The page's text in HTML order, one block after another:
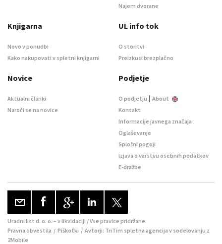
Najem dvorane
Knjigarna
Novo v ponudbi
Kako nakupovati v spletni knjigarni
UL info tok
O storitvi
Preizkusi brezplačno
Novice
Aktualni članki
Naroči se na novice
Podjetje
O podjetju | About
Kontakt
Informacije javnega značaja
Oglaševanje
Splošni pogoji
Izjava o varstvu osebnih podatkov
E-dražbe
Uradni list d. o. o. – v likvidaciji / Vse pravice pridržane.
Pravna obvestila / Piškotki / Avtorji: TriTim spletna agencija v sodelovanju z
2Mobile